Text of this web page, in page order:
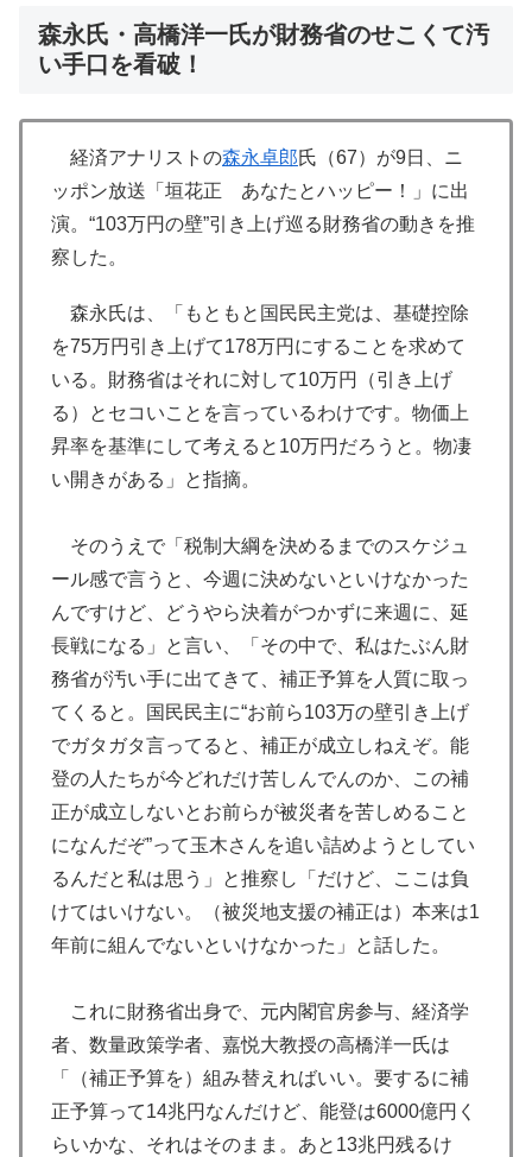
森永氏・高橋洋一氏が財務省のせこくて汚
い手口を看破！
経済アナリストの森永卓郎氏（67）が9日、ニ
ッポン放送「垣花正 あなたとハッピー！」に出
演。“103万円の壁”引き上げ巡る財務省の動きを推
察した。
森永氏は、「もともと国民民主党は、基礎控除
を75万円引き上げて178万円にすることを求めて
いる。財務省はそれに対して10万円（引き上げ
る）とセコいことを言っているわけです。物価上
昇率を基準にして考えると10万円だろうと。物凄
い開きがある」と指摘。
そのうえで「税制大綱を決めるまでのスケジュ
ール感で言うと、今週に決めないといけなかった
んですけど、どうやら決着がつかずに来週に、延
長戦になる」と言い、「その中で、私はたぶん財
務省が汚い手に出てきて、補正予算を人質に取っ
てくると。国民民主に“お前ら103万の壁引き上げ
でガタガタ言ってると、補正が成立しねえぞ。能
登の人たちが今どれだけ苦しんでんのか、この補
正が成立しないとお前らが被災者を苦しめること
になんだぞ”って玉木さんを追い詰めようとしてい
るんだと私は思う」と推察し「だけど、ここは負
けてはいけない。（被災地支援の補正は）本来は1
年前に組んでないといけなかった」と話した。
これに財務省出身で、元内閣官房参与、経済学
者、数量政策学者、嘉悦大教授の高橋洋一氏は
「（補正予算を）組み替えればいい。要するに補
正予算って14兆円なんだけど、能登は6000億円く
らいかな、それはそのまま。あと13兆円残るけ